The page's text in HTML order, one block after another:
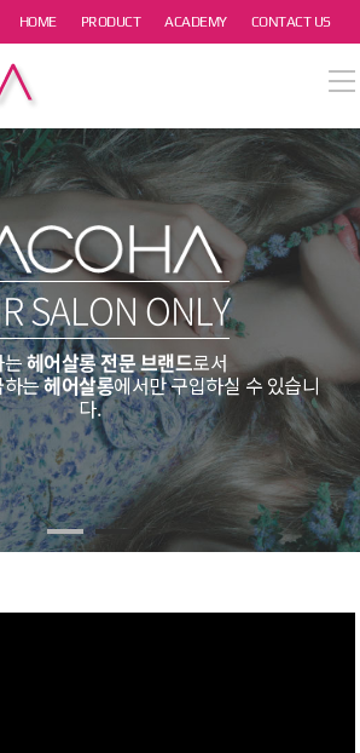
HOME PRODUCT ACADEMY CONTACT US
SALON ONLY
는헤어살롱 전문 브랜드로서
하는헤어살롱에서만 구입하실 수 있습니
다.